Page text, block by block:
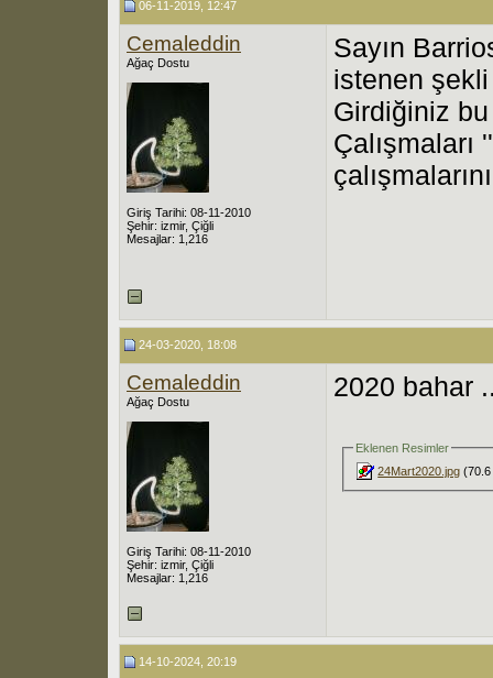
06-11-2019, 12:47
Cemaleddin
Ağaç Dostu
Giriş Tarihi: 08-11-2010
Şehir: izmir, Çiğli
Mesajlar: 1,216
Sayın
istenen
Girdiğiniz
Çalışmaları
24-03-2020, 18:08
Cemaleddin
Ağaç Dostu
Giriş Tarihi: 08-11-2010
Şehir: izmir, Çiğli
Mesajlar: 1,216
2020 bahar
Eklenen Resimler
24Mart2020.jpg
14-10-2024, 20:19